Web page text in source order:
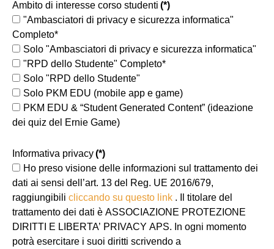
Ambito di interesse corso studenti (*)
"Ambasciatori di privacy e sicurezza informatica"
Completo*
Solo "Ambasciatori di privacy e sicurezza informatica"
"RPD dello Studente" Completo*
Solo "RPD dello Studente"
Solo PKM EDU (mobile app e game)
PKM EDU & “Student Generated Content” (ideazione
dei quiz del Ernie Game)
Informativa privacy(*)
Ho preso visione delle informazioni sul trattamento dei
dati ai sensi dell’art. 13 del Reg. UE 2016/679,
raggiungibili cliccando su questo link . Il titolare del
trattamento dei dati è ASSOCIAZIONE PROTEZIONE
DIRITTI E LIBERTA’ PRIVACY APS. In ogni momento
potrà esercitare i suoi diritti scrivendo a